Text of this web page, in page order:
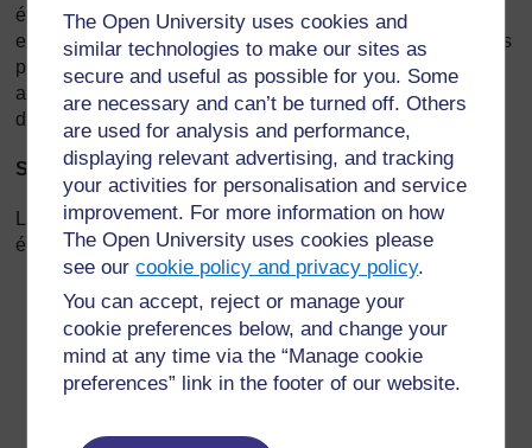
The Open University uses cookies and
similar technologies to make our sites as
secure and useful as possible for you. Some
are necessary and can’t be turned off. Others
are used for analysis and performance,
displaying relevant advertising, and tracking
your activities for personalisation and service
improvement. For more information on how
The Open University uses cookies please
see ourcookie policy and privacy policy.
You can accept, reject or manage your
cookie preferences below, and change your
mind at any time via the “Manage cookie
preferences” link in the footer of our website.
électroaimants. On les trouve dans les moteurs électriques
et dans les haut-parleurs. On utilise des électroaimants très
puissants et de très grande taille dans les casses
automobiles et les chantiers de ferraille pour soulever et
déposer les vieilles voitures et la ferraille.
Sonnette électrique
Les sonnettes électriques contiennent également un
électroaimant.
Quand le courant passe à travers le circuit,
l’électroaimant produit un champ magnétique.
L’électroaimant attire le bras à ressort métallique.
Le bras frappe le gong qui produit un son et le circuit